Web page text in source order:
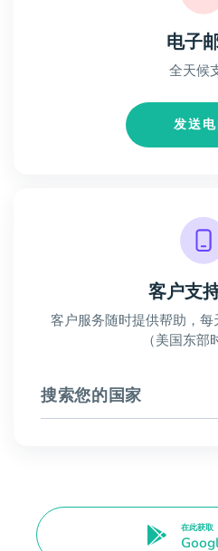
电子
全天候
发送
客户支
客户服务随时提供帮助，
（美国东部
搜索您的国家
在此获取